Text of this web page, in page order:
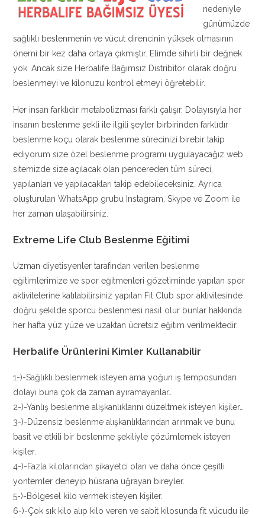
nedeniyle
günümüzde
sağlıklı beslenmenin ve vücut direncinin yüksek olmasının
önemi bir kez daha ortaya çıkmıştır. Elimde sihirli bir değnek
yok. Ancak size Herbalife Bağımsız Distribitör olarak doğru
beslenmeyi ve kilonuzu kontrol etmeyi öğretebilir.
Her insan farklıdır metabolizması farklı çalışır. Dolayısıyla her
insanın beslenme şekli ile ilgili şeyler birbirinden farklıdır
beslenme koçu olarak beslenme sürecinizi birebir takip
ediyorum size özel beslenme programı uygulayacağız web
sitemizde size açılacak olan pencereden tüm süreci,
yapılanları ve yapılacakları takip edebileceksiniz. Ayrıca
oluşturulan WhatsApp grubu Instagram, Skype ve Zoom ile
her zaman ulaşabilirsiniz.
Extreme Life Club Beslenme Eğitimi
Uzman diyetisyenler tarafından verilen beslenme
eğitimlerimize ve spor eğitmenleri gözetiminde yapılan spor
aktivitelerine katılabilirsiniz yapılan Fit Club spor aktivitesinde
doğru şekilde sporcu beslenmesi nasıl olur bunlar hakkında
her hafta yüz yüze ve uzaktan ücretsiz eğitim verilmektedir.
Herbalife Ürünlerini Kimler Kullanabilir
1-)-Sağlıklı beslenmek isteyen ama yoğun iş temposundan
dolayı buna çok da zaman ayıramayanlar…
2-)-Yanlış beslenme alışkanlıklarını düzeltmek isteyen kişiler…
3-)-Düzensiz beslenme alışkanlıklarından arınmak ve bunu
basit ve etkili bir beslenme şekiliyle çözümlemek isteyen
kişiler.
4-)-Fazla kilolarından şikayetci olan ve daha önce çeşitli
yöntemler deneyip hüsrana uğrayan bireyler.
5-)-Bölgesel kilo vermek isteyen kişiler.
6-)-Çok sık kilo alıp kilo veren ve sabit kilosunda fit vücudu ile